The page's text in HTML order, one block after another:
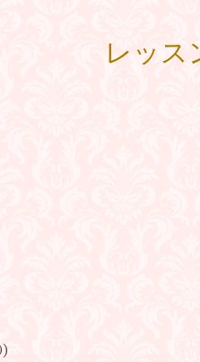
レッス